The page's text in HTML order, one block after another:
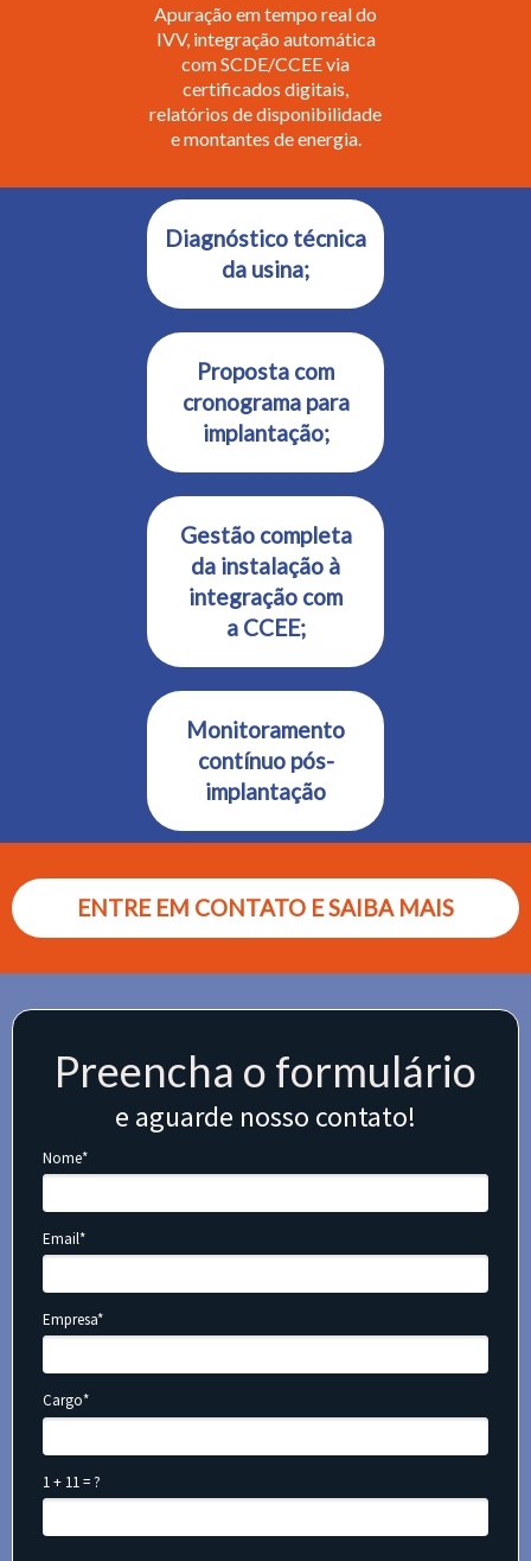
Apuração em tempo real do
IVV, integração automática
com SCDE/CCEE via
certificados digitais,
relatórios de disponibilidade
e montantes de energia.
Diagnóstico técnica
da usina;
Proposta com
cronograma para
implantação;
Gestão completa
da instalação à
integração com
a CCEE;
Monitoramento
contínuo pós-
implantação
ENTRE EM CONTATO E SAIBA MAIS
Preencha o formulário
e aguarde nosso contato!
Nome*
Email*
Empresa*
Cargo*
1 + 11 = ?